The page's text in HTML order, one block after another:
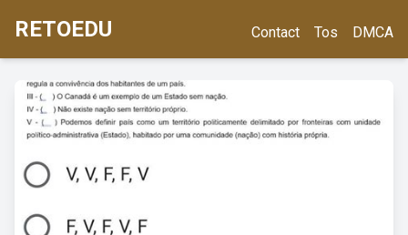
RETOEDU Contact Tos DMCA